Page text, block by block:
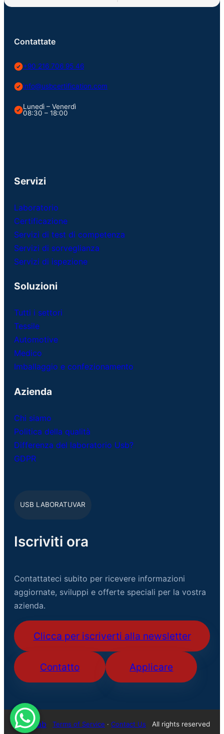
Contattate
+90 216 706 95 46
info@usbcertification.com
Lunedì – Venerdì
08:30 – 18:00
Servizi
Laboratorio
Certificazione
Servizi di test di competenza
Servizi di sorveglianza
Servizi di ispezione
Soluzioni
Tutti i settori
Tessile
Automotive
Medico
Imballaggio e confezionamento
Azienda
Chi siamo
Politica della qualità
Differenza del laboratorio Usb?
GDPR
USB LABORATUVAR
Iscriviti ora
Contattateci subito per ricevere informazioni
aggiornate, sviluppi e offerte speciali per la vostra
azienda.
Clicca per iscriverti alla newsletter
Contatto Applicare
USB Lab Terms of Service · Contact Us All rights reserved